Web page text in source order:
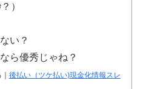
）
い？
ら優秀じゃね？
後払い（ツケ払い)現金化情報スレ